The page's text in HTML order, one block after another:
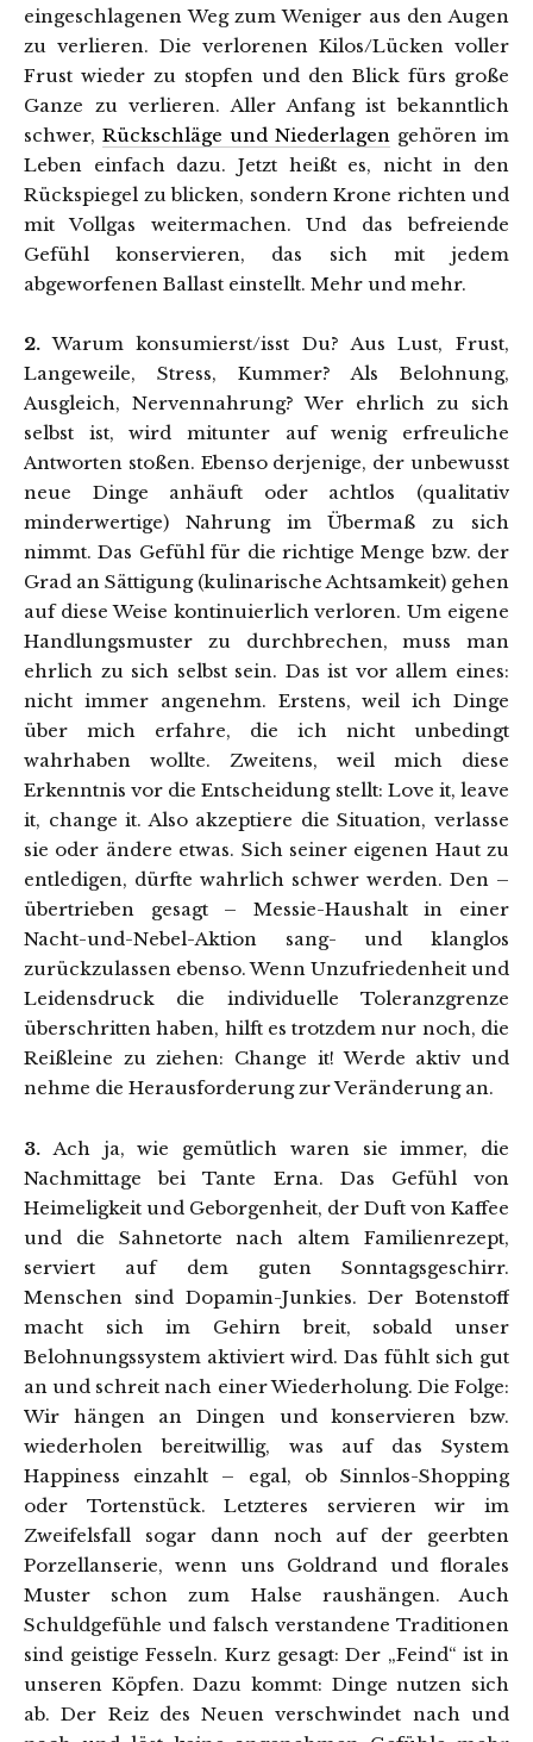
eingeschlagenen Weg zum Weniger aus den Augen
zu verlieren. Die verlorenen Kilos/Lücken voller
Frust wieder zu stopfen und den Blick fürs große
Ganze zu verlieren. Aller Anfang ist bekanntlich
schwer, Rückschläge und Niederlagen gehören im
Leben einfach dazu. Jetzt heißt es, nicht in den
Rückspiegel zu blicken, sondern Krone richten und
mit Vollgas weitermachen. Und das befreiende
Gefühl konservieren, das sich mit jedem
abgeworfenen Ballast einstellt. Mehr und mehr.
2. Warum konsumierst/isst Du? Aus Lust, Frust,
Langeweile, Stress, Kummer? Als Belohnung,
Ausgleich, Nervennahrung? Wer ehrlich zu sich
selbst ist, wird mitunter auf wenig erfreuliche
Antworten stoßen. Ebenso derjenige, der unbewusst
neue Dinge anhäuft oder achtlos (qualitativ
minderwertige) Nahrung im Übermaß zu sich
nimmt. Das Gefühl für die richtige Menge bzw. der
Grad an Sättigung (kulinarische Achtsamkeit) gehen
auf diese Weise kontinuierlich verloren. Um eigene
Handlungsmuster zu durchbrechen, muss man
ehrlich zu sich selbst sein. Das ist vor allem eines:
nicht immer angenehm. Erstens, weil ich Dinge
über mich erfahre, die ich nicht unbedingt
wahrhaben wollte. Zweitens, weil mich diese
Erkenntnis vor die Entscheidung stellt: Love it, leave
it, change it. Also akzeptiere die Situation, verlasse
sie oder ändere etwas. Sich seiner eigenen Haut zu
entledigen, dürfte wahrlich schwer werden. Den –
übertrieben gesagt – Messie-Haushalt in einer
Nacht-und-Nebel-Aktion sang- und klanglos
zurückzulassen ebenso. Wenn Unzufriedenheit und
Leidensdruck die individuelle Toleranzgrenze
überschritten haben, hilft es trotzdem nur noch, die
Reißleine zu ziehen: Change it! Werde aktiv und
nehme die Herausforderung zur Veränderung an.
3.Ach ja, wie gemütlich waren sie immer, die
Nachmittage bei Tante Erna. Das Gefühl von
Heimeligkeit und Geborgenheit, der Duft von Kaffee
und die Sahnetorte nach altem Familienrezept,
serviert auf dem guten Sonntagsgeschirr.
Menschen sind Dopamin-Junkies. Der Botenstoff
macht sich im Gehirn breit, sobald unser
Belohnungssystem aktiviert wird. Das fühlt sich gut
an und schreit nach einer Wiederholung. Die Folge:
Wir hängen an Dingen und konservieren bzw.
wiederholen bereitwillig, was auf das System
Happiness einzahlt – egal, ob Sinnlos-Shopping
oder Tortenstück. Letzteres servieren wir im
Zweifelsfall sogar dann noch auf der geerbten
Porzellanserie, wenn uns Goldrand und florales
Muster schon zum Halse raushängen. Auch
Schuldgefühle und falsch verstandene Traditionen
sind geistige Fesseln. Kurz gesagt: Der „Feind“ ist in
unseren Köpfen. Dazu kommt: Dinge nutzen sich
ab. Der Reiz des Neuen verschwindet nach und